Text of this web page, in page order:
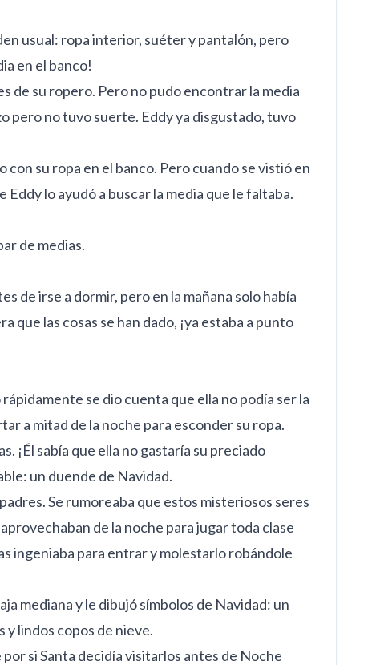
usual: ropa interior, suéter y pantalón, pero
en el banco!
de su ropero. Pero no pudo encontrar la media
pero no tuvo suerte. Eddy ya disgustado, tuvo
con su ropa en el banco. Pero cuando se vistió en
lo ayudó a buscar la media que le faltaba.
de medias.
de irse a dormir, pero en la mañana solo había
que las cosas se han dado, ¡ya estaba a punto
se dio cuenta que ella no podía ser la
a mitad de la noche para esconder su ropa.
¡Él sabía que ella no gastaría su preciado
un duende de Navidad.
Se rumoreaba que estos misteriosos seres
de la noche para jugar toda clase
ingeniaba para entrar y molestarlo robándole
mediana y le dibujó símbolos de Navidad: un
y lindos copos de nieve.
si Santa decidía visitarlos antes de Noche